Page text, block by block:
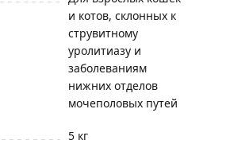
и котов, склонных к
струвитному
уролитиазу и
заболеваниям
нижних отделов
мочеполовых путей
5 кг